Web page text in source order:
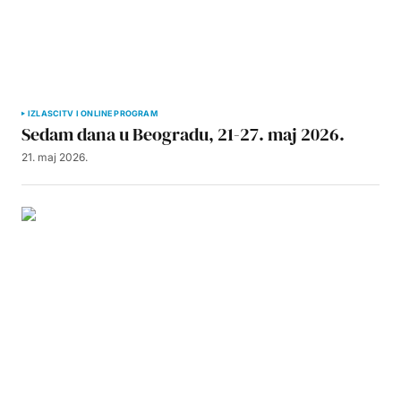
IZLASCITV I ONLINE PROGRAM
Sedam dana u Beogradu, 21-27. maj 2026.
21. maj 2026.